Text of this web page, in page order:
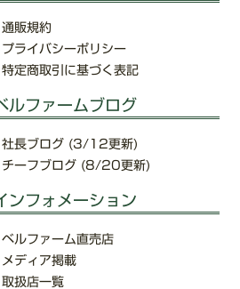
通販規約
プライバシーポリシー
特定商取引に基づく表記
ルファームブログ
社長ブログ (3/12更新)
チーフブログ (8/20更新)
ンフォメーション
ベルファーム直売店
メディア掲載
取扱店一覧